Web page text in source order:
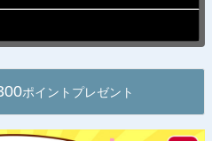
ポイントプレゼント